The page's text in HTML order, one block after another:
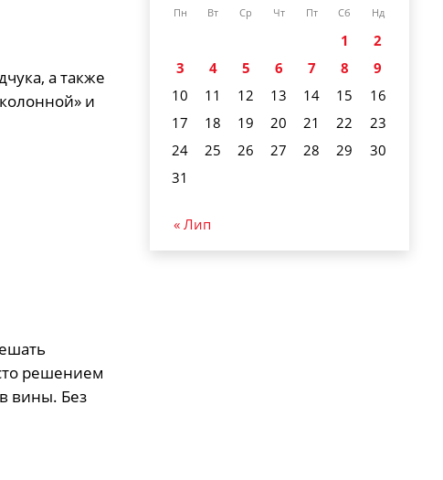
а также
и
решением
вины. Без
Пн Вт Ср Чт Пт Сб Нд
1
2
3
4 5 6 7 8
9
10
11 12 13 14 15
16
17
18 19 20 21 22
23
24
25 26 27 28 29
30
31
« Лип